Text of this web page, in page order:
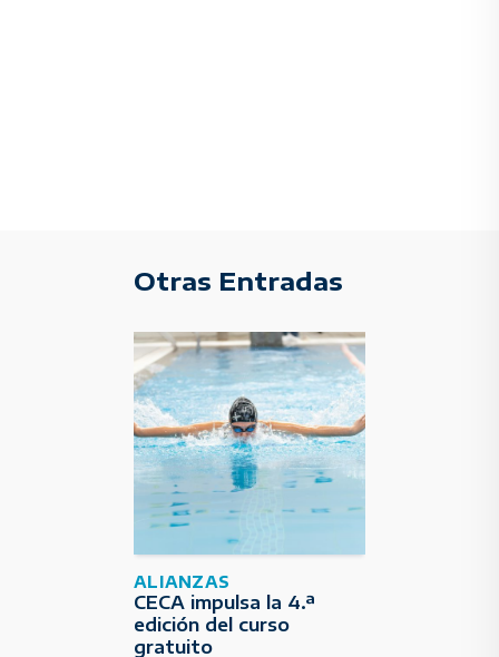
Otras Entradas
ALIANZAS
CECA impulsa la 4.ª
edición del curso
gratuito